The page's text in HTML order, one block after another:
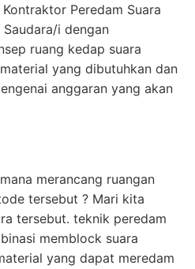
Peredam Suara
i dengan
ruang kedap suara
yang dibutuhkan dan
anggaran yang akan
merancang ruangan
tersebut ? Mari kita
tersebut. teknik peredam
memblock suara
yang dapat meredam